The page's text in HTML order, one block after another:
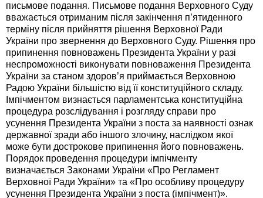
письмове подання. Письмове подання Верховного Суду
вважається отриманим після закінчення п’ятиденного
терміну після прийняття рішення Верховної Ради
України про звернення до Верховного Суду. Рішення про
припинення повноважень Президента України у разі
неспроможності виконувати повноваження Президента
України за станом здоров’я приймається Верховною
Радою України більшістю від її конституційного складу.
Імпічментом визнається парламентська конституційна
процедура розслідування і розгляду справи про
усунення Президента України з поста за наявності ознак
державної зради або іншого злочину, наслідком якої
може бути дострокове припинення його повноважень.
Порядок проведення процедури імпічменту
визначається Законами України «Про Регламент
Верховної Ради України» та «Про особливу процедуру
усунення Президента України з поста (імпічмент)».